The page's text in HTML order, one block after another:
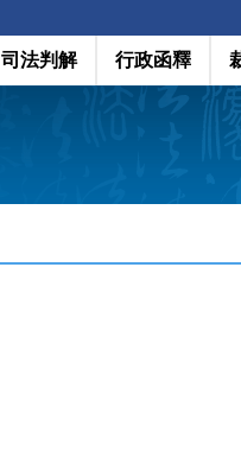
司法判解 行政函釋